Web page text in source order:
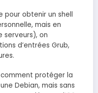
pour obtenir un shell
mais en
serveurs), on
d’entrées Grub,
comment protéger la
Debian, mais sans